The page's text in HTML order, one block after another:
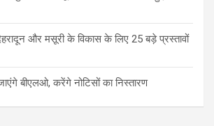
और मसूरी के विकास के लिए 25 बड़े प्रस्तावों
बीएलओ, करेंगे नोटिसों का निस्तारण